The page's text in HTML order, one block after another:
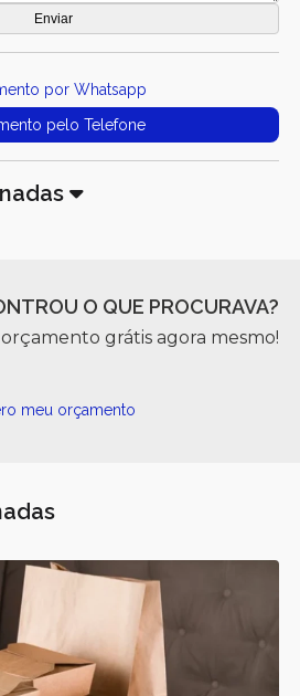
por Whatsapp
pelo Telefone
O QUE PROCURAVA?
orçamento grátis agora mesmo!
meu orçamento